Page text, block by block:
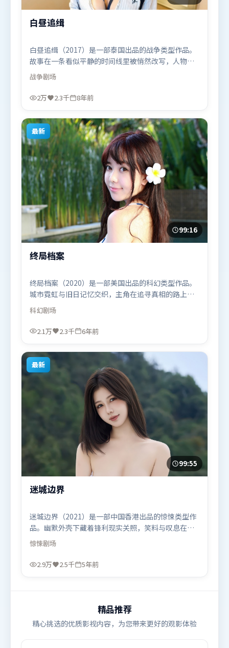
白昼追缉
白昼追缉（2017）是一部泰国出品的战争类型作品。
故事在一条看似平静的时间线里被悄然改写，人物被
迫直面过去与现在的撕裂。动作场面设计讲究空间与
节奏，文戏部分同样扎实耐嚼。由克里斯托弗·诺兰
执导，吴京、雷佳音、杨紫，迪皮卡·帕度柯妮、提
2017年11月14日（泰国）在部分地区首映上线，适合
喜欢战争题材的观众观看。
战争剧场
2万 2.3千 8年前
最新
99:16
终局档案
终局档案（2020）是一部美国出品的科幻类型作品。
城市霓虹与旧日记忆交织，主角在追寻真相的路上不
断付出代价。群像刻画各有弧光，配角亦承担叙事推
进功能。由王家卫执导，李政宰、梁朝伟、周迅，艾
米莉·布朗特、刘亦菲等联袂出演。影片于2020年1
题材的观众观看。
科幻剧场
2.1万 2.3千 6年前
最新
99:55
迷城边界
迷城边界（2021）是一部中国香港出品的惊悚类型作
品。幽默外壳下藏着锋利现实关照，笑料与叹息在同
一场景里并存。叙事线索多线并进，最终在关键节点
收束。由林超贤执导，孙艺珍、木村拓哉、胡歌，奥
卡菲娜、迪皮卡·帕度柯妮等联袂出演。影片于2021
惊悚剧场
2.9万 2.5千 5年前
精品推荐
精心挑选的优质影视内容，为您带来更好的观影体验